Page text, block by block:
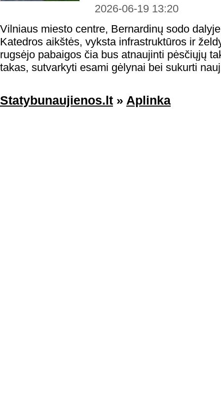
2026-06-19 13:20
Vilniaus miesto centre, Bernardinų sodo
Katedros aikštės, vyksta infrastruktūros ir
rugsėjo pabaigos čia bus atnaujinti pėsčiųjų
takas, sutvarkyti esami gėlynai bei sukurti
Statybunaujienos.lt » Aplinka